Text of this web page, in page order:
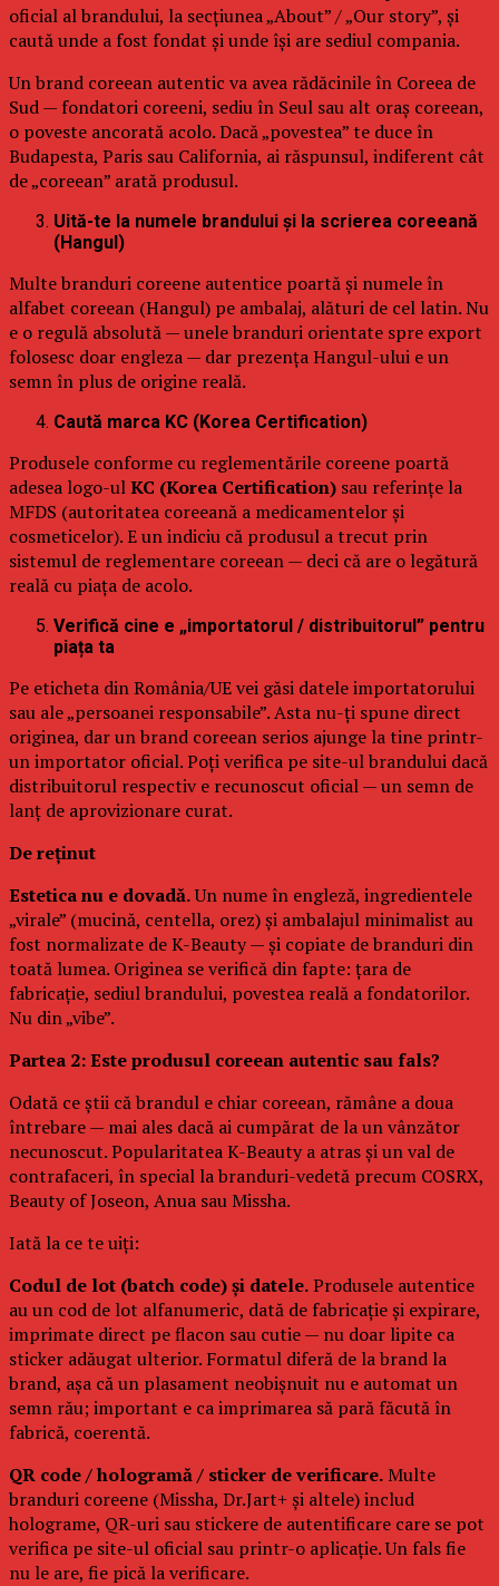
oficial al brandului, la secțiunea „About” / „Our story”, și
caută unde a fost fondat și unde își are sediul compania.
Un brand coreean autentic va avea rădăcinile în Coreea de
Sud — fondatori coreeni, sediu în Seul sau alt oraș coreean,
o poveste ancorată acolo. Dacă „povestea” te duce în
Budapesta, Paris sau California, ai răspunsul, indiferent cât
de „coreean” arată produsul.
Uită-te la numele brandului și la scrierea coreeană
(Hangul)
Multe branduri coreene autentice poartă și numele în
alfabet coreean (Hangul) pe ambalaj, alături de cel latin. Nu
e o regulă absolută — unele branduri orientate spre export
folosesc doar engleza — dar prezența Hangul-ului e un
semn în plus de origine reală.
Caută marca KC (Korea Certification)
Produsele conforme cu reglementările coreene poartă
adesea logo-ulKC (Korea Certification) sau referințe la
MFDS (autoritatea coreeană a medicamentelor și
cosmeticelor). E un indiciu că produsul a trecut prin
sistemul de reglementare coreean — deci că are o legătură
reală cu piața de acolo.
Verifică cine e „importatorul / distribuitorul” pentru
piața ta
Pe eticheta din România/UE vei găsi datele importatorului
sau ale „persoanei responsabile”. Asta nu-ți spune direct
originea, dar un brand coreean serios ajunge la tine printr-
un importator oficial. Poți verifica pe site-ul brandului dacă
distribuitorul respectiv e recunoscut oficial — un semn de
lanț de aprovizionare curat.
De reținut
Estetica nu e dovadă.Un nume în engleză, ingredientele
„virale” (mucină, centella, orez) și ambalajul minimalist au
fost normalizate de K-Beauty — și copiate de branduri din
toată lumea. Originea se verifică din fapte: țara de
fabricație, sediul brandului, povestea reală a fondatorilor.
Nu din „vibe”.
Partea 2: Este produsul coreean autentic sau fals?
Odată ce știi că brandul e chiar coreean, rămâne a doua
întrebare — mai ales dacă ai cumpărat de la un vânzător
necunoscut. Popularitatea K-Beauty a atras și un val de
contrafaceri, în special la branduri-vedetă precum COSRX,
Beauty of Joseon, Anua sau Missha.
Iată la ce te uiți:
Codul de lot (batch code) și datele.Produsele autentice
au un cod de lot alfanumeric, dată de fabricație și expirare,
imprimate direct pe flacon sau cutie — nu doar lipite ca
sticker adăugat ulterior. Formatul diferă de la brand la
brand, așa că un plasament neobișnuit nu e automat un
semn rău; important e ca imprimarea să pară făcută în
fabrică, coerentă.
QR code / hologramă / sticker de verificare.Multe
branduri coreene (Missha, Dr.Jart+ și altele) includ
holograme, QR-uri sau stickere de autentificare care se pot
verifica pe site-ul oficial sau printr-o aplicație. Un fals fie
nu le are, fie pică la verificare.